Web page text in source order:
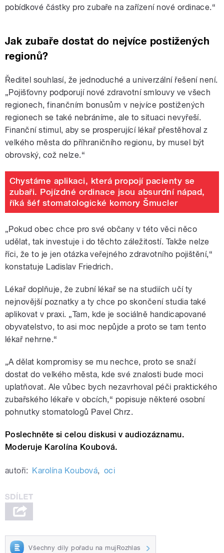
pobídkové částky pro zubaře na zařízení nové ordinace.“
Jak zubaře dostat do nejvíce postižených
regionů?
Ředitel souhlasí, že jednoduché a univerzální řešení není.
„Pojišťovny podporují nové zdravotní smlouvy ve všech
regionech, finančním bonusům v nejvíce postižených
regionech se také nebráníme, ale to situaci nevyřeší.
Finanční stimul, aby se prosperující lékař přestěhoval z
velkého města do příhraničního regionu, by musel být
obrovský, což nelze.“
Chystáme aplikaci, která propojí pacienty se
zubaři. Pojízdné ordinace jsou absurdní nápad,
říká šéf stomatologické komory Šmucler
„Pokud obec chce pro své občany v této věci něco
udělat, tak investuje i do těchto záležitostí. Takže nelze
říci, že to je jen otázka veřejného zdravotního pojištění,“
konstatuje Ladislav Friedrich.
Lékař doplňuje, že zubní lékař se na studiích učí ty
nejnovější poznatky a ty chce po skončení studia také
aplikovat v praxi. „Tam, kde je sociálně handicapované
obyvatelstvo, to asi moc nepůjde a proto se tam tento
lékař nehrne.“
„A dělat kompromisy se mu nechce, proto se snaží
dostat do velkého města, kde své znalosti bude moci
uplatňovat. Ale vůbec bych nezavrhoval péči praktického
zubařského lékaře v obcích,“ popisuje některé osobní
pohnutky stomatologů Pavel Chrz.
Poslechněte si celou diskusi v audiozáznamu.
Moderuje Karolína Koubová.
autoři: Karolína Koubová, oci
Všechny díly pořadu na mujRozhlas